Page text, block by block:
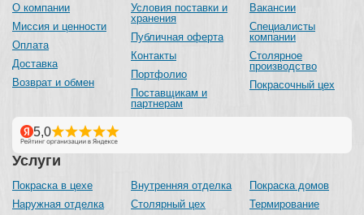
О компании
Миссия и ценности
Оплата
Доставка
Возврат и обмен
Условия поставки и
хранения
Публичная оферта
Контакты
Портфолио
Поставщикам и
партнерам
Вакансии
Специалисты
компании
Столярное
производство
Покрасочный цех
Услуги
Покраска в цехе
Наружная отделка
Внутренняя отделка
Столярный цех
Покраска домов
Термирование